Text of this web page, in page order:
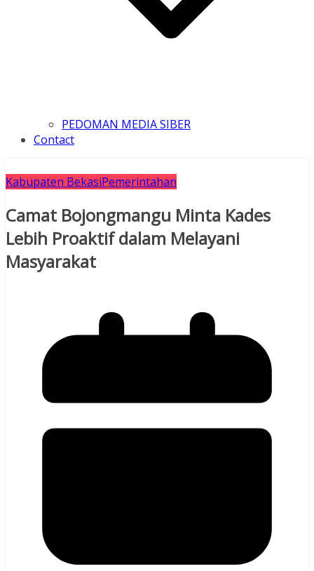
PEDOMAN MEDIA SIBER
Contact
Kabupaten BekasiPemerintahan
Camat Bojongmangu Minta Kades
Lebih Proaktif dalam Melayani
Masyarakat